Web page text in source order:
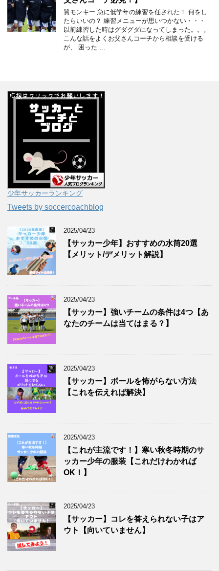
質モンキー 急に低学年の練習を任された！ 何をし
たらいいの？ 練習メニューが思いつかない・・・
以前練習した時はグダグダになってしまった。。。
こんな話をよくお父さんコーチから相談を受ける
が、 困った …
少年サッカーランキング
Tweets by soccercoachblog
2025/04/23
【サッカー少年】おすすめの水筒20選
【メリット/デメリット解説】
2025/04/23
【サッカー】強いチームの条件は4つ【あ
なたのチームは当てはまる？】
2025/04/23
【サッカー】ボールを怖がらない方法
【これを伝えれば解決】
2025/04/23
【これが主流です！】寒い秋冬時期のサ
ッカー少年の服装【これだけわかれば
OK！】
2025/04/23
【サッカー】コレを答えられない子はア
ウト【向いていません】